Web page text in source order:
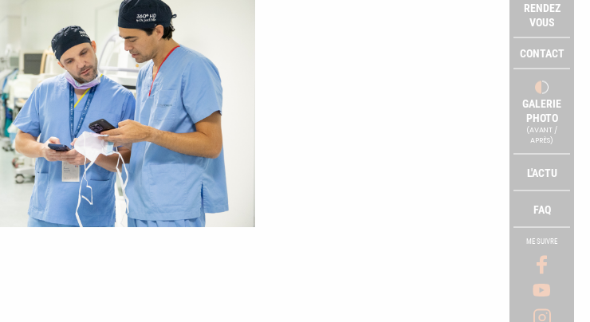
RENDEZ
VOUS
CONTACT
GALERIE
PHOTO
(AVANT /
APRÈS)
L'ACTU
FAQ
ME SUIVRE